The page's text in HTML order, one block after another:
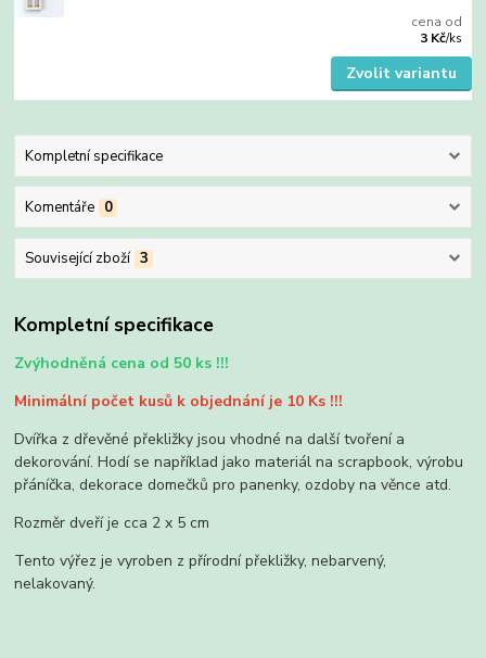
cena od
3 Kč/ks
Zvolit variantu
Kompletní specifikace
Komentáře 0
Související zboží 3
Kompletní specifikace
Zvýhodněná cena od 50 ks !!!
Minimální počet kusů k objednání je 10 Ks !!!
Dvířka z dřevěné překližky jsou vhodné na další tvoření a
dekorování. Hodí se například jako materiál na scrapbook, výrobu
přáníčka, dekorace domečků pro panenky, ozdoby na věnce atd.
Rozměr dveří je cca 2 x 5 cm
Tento výřez je vyroben z přírodní překližky, nebarvený,
nelakovaný.